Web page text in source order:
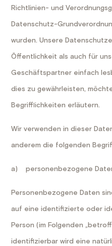
Richtlinien- und
Datenschutz-
wurden. Unsere
Öffentlichkeit als auch für
Geschäftspartner einfach
dies zu gewährleisten,
Begrifflichkeiten erläutern.
Wir verwenden in dieser
anderem die folgenden
a) personenbezogene
Personenbezogene Daten
auf eine identifizierte oder
Person (im Folgenden
identifizierbar wird eine